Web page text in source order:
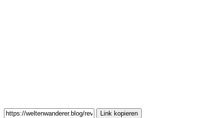
Link kopieren